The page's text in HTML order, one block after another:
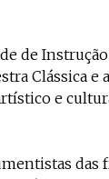
de
Clássica
e
das